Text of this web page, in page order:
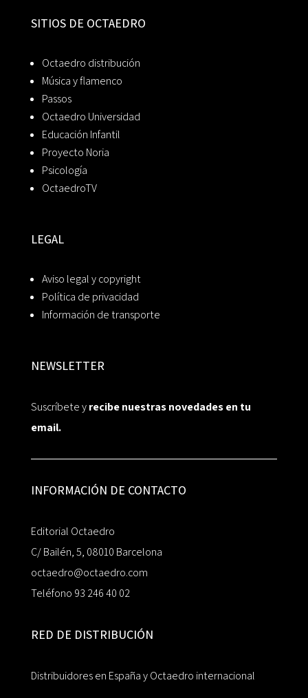
SITIOS DE OCTAEDRO
Octaedro distribución
Música y flamenco
Passos
Octaedro Universidad
Educación Infantil
Proyecto Noria
Psicología
OctaedroTV
LEGAL
Aviso legal y copyright
Política de privacidad
Información de transporte
NEWSLETTER
Suscríbete yrecibe nuestras novedades en tu
email.
INFORMACIÓN DE CONTACTO
Editorial Octaedro
C/ Bailén, 5, 08010 Barcelona
octaedro@octaedro.com
Teléfono 93 246 40 02
RED DE DISTRIBUCIÓN
Distribuidores en España y Octaedro internacional